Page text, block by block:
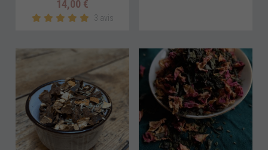
14,00 €
3 avis